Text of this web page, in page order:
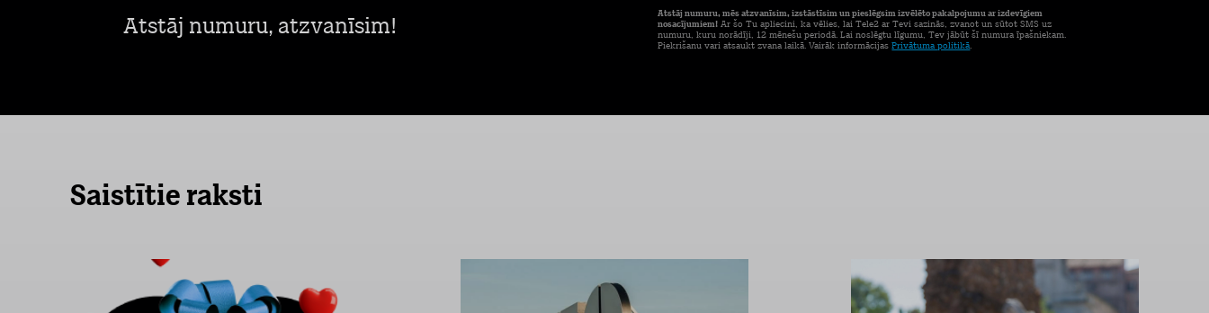
Atstāj numuru, atzvanīsim!
Atstāj numuru, mēs atzvanīsim, izstāstīsim un pieslēgsim izvēlēto pakalpojumu ar izdevīgiem
nosacījumiem! Ar šo Tu apliecini, ka vēlies, lai Tele2 ar Tevi sazinās, zvanot un sūtot SMS uz
numuru, kuru norādīji, 12 mēnešu periodā. Lai noslēgtu līgumu, Tev jābūt šī numura īpašniekam.
Piekrišanu vari atsaukt zvana laikā. Vairāk informācijasPrivātuma politikā.
Saistītie raksti